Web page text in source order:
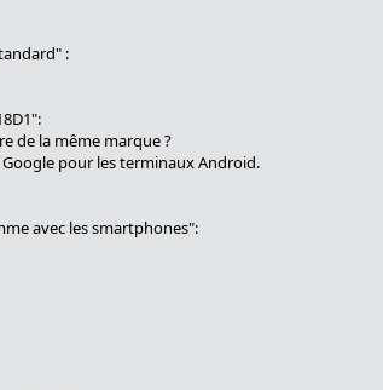
:
de la même marque ?
pour les terminaux Android.
avec les smartphones":